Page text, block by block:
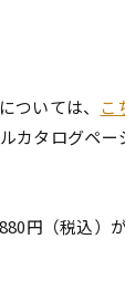
ついては、 こ
カタログペ
円（税込）